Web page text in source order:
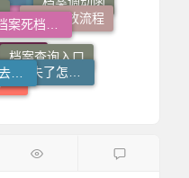
个人档案查询系统
档案丢失了怎么补
档案查询入口
档案丢失了怎么办
档案拆开了去哪里封
档案在自己手里怎么办
托管档案手续如何办理
档案调动函